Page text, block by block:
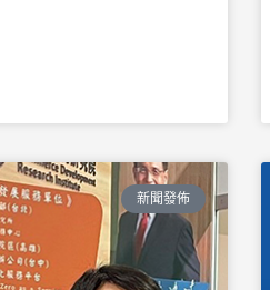
新聞發佈